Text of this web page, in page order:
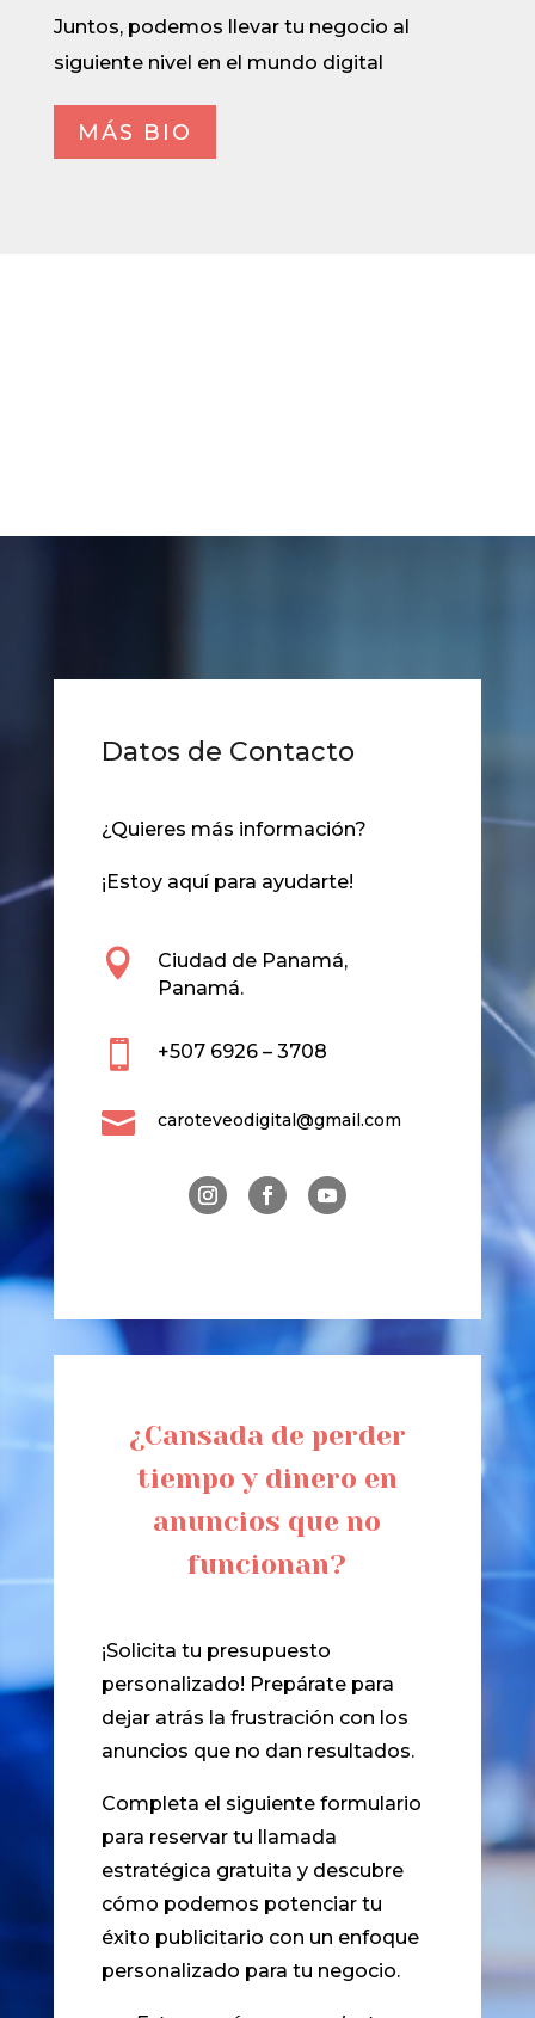
Juntos, podemos llevar tu negocio al
siguiente nivel en el mundo digital
MÁS BIO
Datos de Contacto
¿Quieres más información?
¡Estoy aquí para ayudarte!

Ciudad de Panamá,
Panamá.
 +507 6926 – 3708
 caroteveodigital@gmail.com
¿Cansada de perder
tiempo y dinero en
anuncios que no
funcionan?
¡Solicita tu presupuesto
personalizado! Prepárate para
dejar atrás la frustración con los
anuncios que no dan resultados.
Completa el siguiente formulario
para reservar tu llamada
estratégica gratuita y descubre
cómo podemos potenciar tu
éxito publicitario con un enfoque
personalizado para tu negocio.